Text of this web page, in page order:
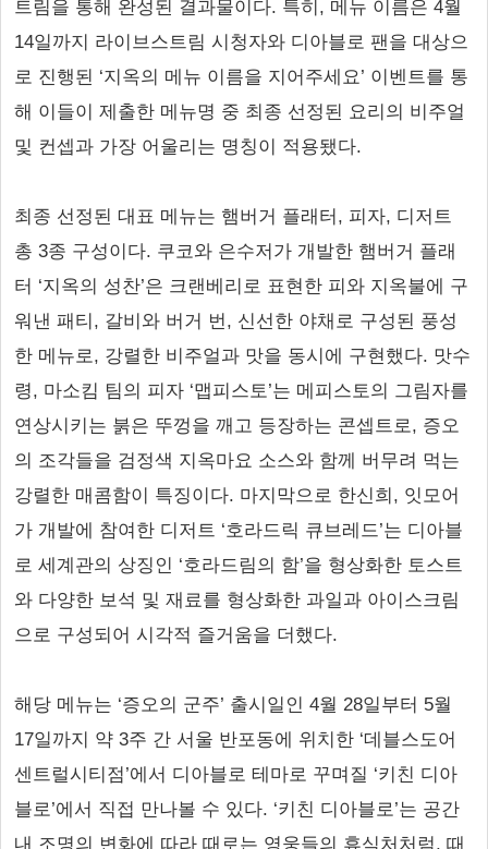
트림을 통해 완성된 결과물이다. 특히, 메뉴 이름은 4월
14일까지 라이브스트림 시청자와 디아블로 팬을 대상으
로 진행된 ‘지옥의 메뉴 이름을 지어주세요’ 이벤트를 통
해 이들이 제출한 메뉴명 중 최종 선정된 요리의 비주얼
및 컨셉과 가장 어울리는 명칭이 적용됐다.
최종 선정된 대표 메뉴는 햄버거 플래터, 피자, 디저트
총 3종 구성이다. 쿠코와 은수저가 개발한 햄버거 플래
터 ‘지옥의 성찬’은 크랜베리로 표현한 피와 지옥불에 구
워낸 패티, 갈비와 버거 번, 신선한 야채로 구성된 풍성
한 메뉴로, 강렬한 비주얼과 맛을 동시에 구현했다. 맛수
령, 마소킴 팀의 피자 ‘맵피스토’는 메피스토의 그림자를
연상시키는 붉은 뚜껑을 깨고 등장하는 콘셉트로, 증오
의 조각들을 검정색 지옥마요 소스와 함께 버무려 먹는
강렬한 매콤함이 특징이다. 마지막으로 한신희, 잇모어
가 개발에 참여한 디저트 ‘호라드릭 큐브레드’는 디아블
로 세계관의 상징인 ‘호라드림의 함’을 형상화한 토스트
와 다양한 보석 및 재료를 형상화한 과일과 아이스크림
으로 구성되어 시각적 즐거움을 더했다.
해당 메뉴는 ‘증오의 군주’ 출시일인 4월 28일부터 5월
17일까지 약 3주 간 서울 반포동에 위치한 ‘데블스도어
센트럴시티점’에서 디아블로 테마로 꾸며질 ‘키친 디아
블로’에서 직접 만나볼 수 있다. ‘키친 디아블로’는 공간
내 조명의 변화에 따라 때로는 영웅들의 휴식처처럼, 때